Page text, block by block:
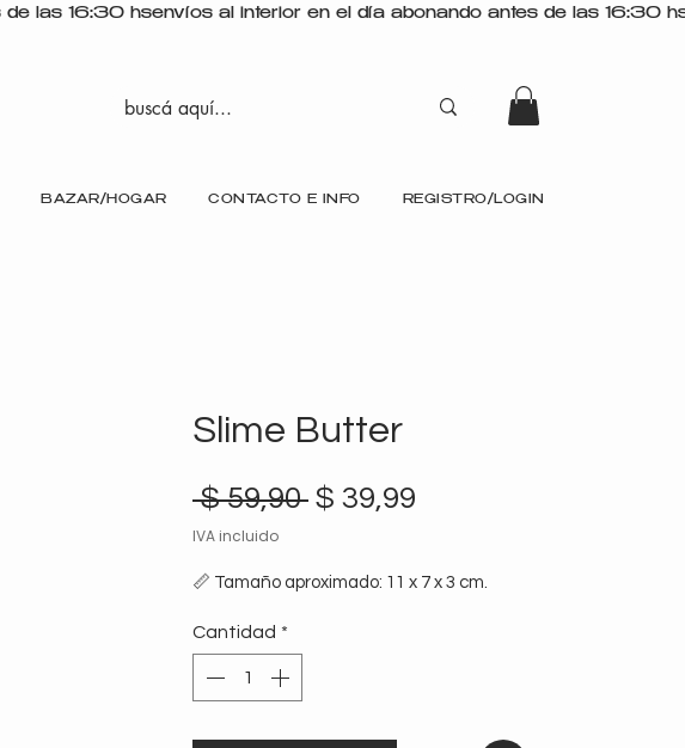
BAZAR/HOGAR CONTACTO E INFO REGISTRO/LOGIN
Slime Butter
$ 59,90 Precio
$ 39,99
oferta
IVA incluido
📏 Tamaño aproximado: 11 x 7 x 3 cm.
Cantidad *